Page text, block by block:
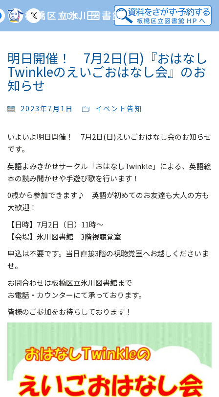
MENU
明日開催！ 7月2日(日)『おはなし
Twinkleのえいごおはなし会』のお
知らせ
2023年7月1日 イベント告知
いよいよ明日開催！ 7月2日(日)えいごおはなし会のお知らせ
です。
英語よみきかせサークル「おはなしTwinkle」による、英語絵
本の読み聞かせや手遊び歌を行います！
0歳から参加できます♪ 英語が初めてのお友達も大人の方も
大歓迎！
【日時】7月2日（日）11時～
【会場】氷川図書館 3階視聴覚室
申込は不要です。当日直接3階の視聴覚室へお越しくださいま
せ。
お問合わせは板橋区立氷川図書館まで
お電話・カウンターにて承っております。
皆様のご参加をお待ちしております！